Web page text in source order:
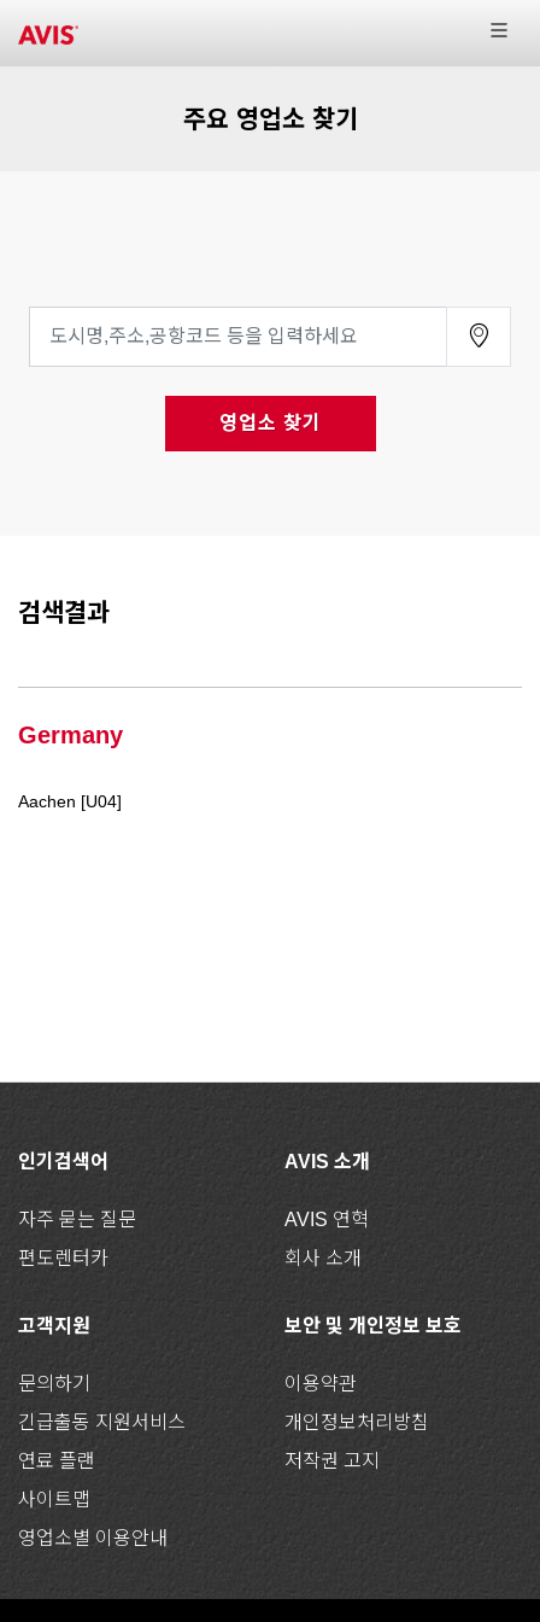
주요 영업소 찾기
영업소 찾기
검색결과
Germany
Aachen [U04]
인기검색어
자주 묻는 질문
편도렌터카
AVIS 소개
AVIS 연혁
회사 소개
고객지원
문의하기
긴급출동 지원서비스
연료 플랜
사이트맵
영업소별 이용안내
보안 및 개인정보 보호
이용약관
개인정보처리방침
저작권 고지